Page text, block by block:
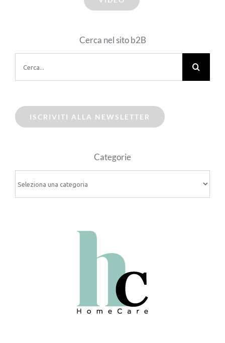
Cerca nel sito b2B
per:
ISCRIVITI ALLA NEWSLETTER
Categorie